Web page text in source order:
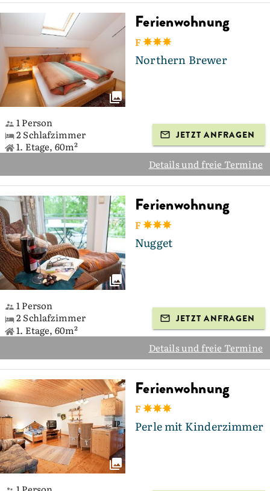
Ferienwohnung
F
Northern Brewer
1 Person
2 Schlafzimmer
1. Etage, 60m²
JETZT ANFRAGEN
Details und freie Termine
Ferienwohnung
F
Nugget
1 Person
2 Schlafzimmer
1. Etage, 60m²
JETZT ANFRAGEN
Details und freie Termine
Ferienwohnung
F
Perle mit Kinderzimmer